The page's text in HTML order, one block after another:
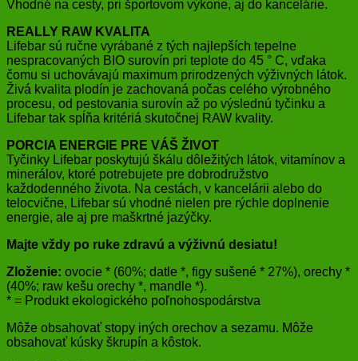
Vhodné na cesty, pri športovom výkone, aj do kancelárie.
REALLY RAW KVALITA
Lifebar sú ručne vyrábané z tých najlepších tepelne
nespracovaných BIO surovín pri teplote do 45 ° C, vďaka
čomu si uchovávajú maximum prirodzených výživných látok.
Živá kvalita plodín je zachovaná počas celého výrobného
procesu, od pestovania surovín až po výslednú tyčinku a
Lifebar tak spĺňa kritériá skutočnej RAW kvality.
PORCIA ENERGIE PRE VÁŠ ŽIVOT
Tyčinky Lifebar poskytujú škálu dôležitých látok, vitamínov a
minerálov, ktoré potrebujete pre dobrodružstvo
každodenného života. Na cestách, v kancelárii alebo do
telocvične, Lifebar sú vhodné nielen pre rýchle doplnenie
energie, ale aj pre maškrtné jazýčky.
Majte vždy po ruke zdravú a výživnú desiatu!
Zloženie: ovocie * (60%; datle *, figy sušené * 27%), orechy *
(40%; raw kešu orechy *, mandle *).
* = Produkt ekologického poľnohospodárstva
Môže obsahovať stopy iných orechov a sezamu. Môže
obsahovať kúsky škrupín a kôstok.